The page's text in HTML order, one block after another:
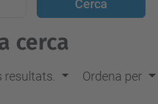
cerca
resultats. Ordena per